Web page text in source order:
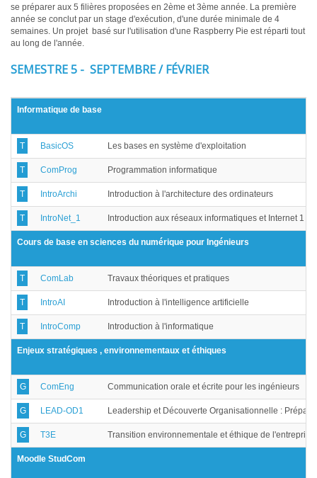
se préparer aux 5 filières proposées en 2ème et 3ème année. La première
année se conclut par un stage d'exécution, d'une durée minimale de 4
semaines. Un projet basé sur l'utilisation d'une Raspberry Pie est réparti tout
au long de l'année.
SEMESTRE 5 - SEPTEMBRE / FÉVRIER
Informatique de base
T BasicOS Les bases en système d'exploitation
T ComProg Programmation informatique
T IntroArchi Introduction à l'architecture des ordinateurs
T IntroNet_1 Introduction aux réseaux informatiques et Internet 1
Cours de base en sciences du numérique pour Ingénieurs
T ComLab Travaux théoriques et pratiques
T IntroAI Introduction à l'intelligence artificielle
T IntroComp Introduction à l'informatique
Enjeux stratégiques , environnementaux et éthiques
G ComEng Communication orale et écrite pour les ingénieurs
G LEAD-OD1 Leadership et Découverte Organisationnelle :
G T3E Transition environnementale et éthique de l'entreprise
Moodle StudCom